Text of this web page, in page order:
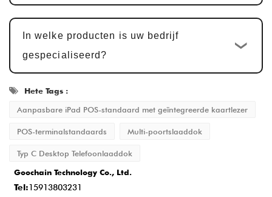
Massaproductie en kwaliteitsinspectie:
Na monstergoedkeuring vindt de
productiecyclus plaats
zodat elk detail aan de norm voldoet.
Levering en service na verkoop
de productie is voltooid, is de levertijd
normaal gesproken2-5 werkdagen
bieden uitgebreide after-sales service om
de klanttevredenheid te garanderen.
In welke producten is uw bedrijf
gespecialiseerd?
Hete Tags :
Aanpasbare iPad POS-standaard met geïntegreerde kaartlezer
POS-terminalstandaards Multi-poortslaaddok
Typ C Desktop Telefoonlaaddok
Goochain Technology Co., Ltd.
Tel:15913803231